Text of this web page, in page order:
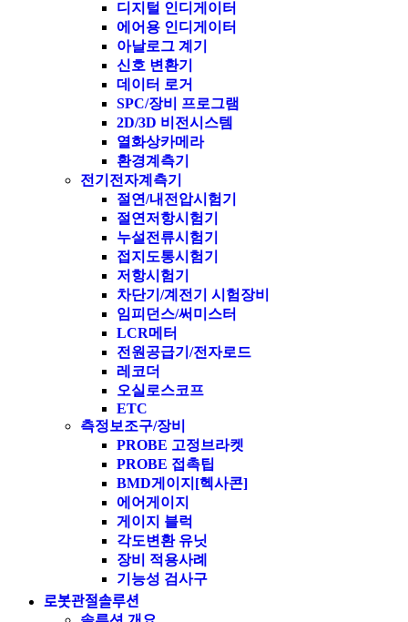
디지털 인디게이터
에어용 인디게이터
아날로그 계기
신호 변환기
데이터 로거
SPC/장비 프로그램
2D/3D 비전시스템
열화상카메라
환경계측기
전기전자계측기
절연/내전압시험기
절연저항시험기
누설전류시험기
접지도통시험기
저항시험기
차단기/계전기 시험장비
임피던스/써미스터
LCR메터
전원공급기/전자로드
레코더
오실로스코프
ETC
측정보조구/장비
PROBE 고정브라켓
PROBE 접촉팁
BMD게이지[헥사콘]
에어게이지
게이지 블럭
각도변환 유닛
장비 적용사례
기능성 검사구
로봇관절솔루션